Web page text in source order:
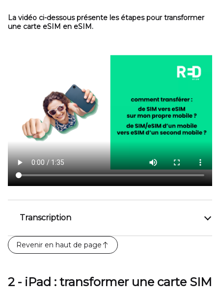
La vidéo ci-dessous présente les étapes pour transformer
une carte eSIM en eSIM.
Transcription
Revenir en haut de page
2 - iPad : transformer une carte SIM